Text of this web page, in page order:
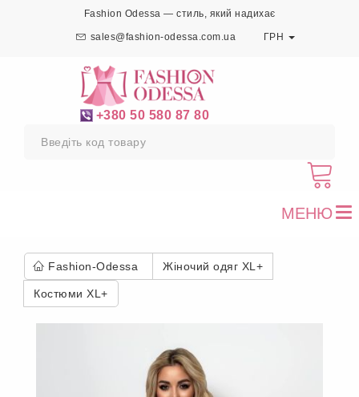
Fashion Odessa — стиль, який надихає
sales@fashion-odessa.com.ua ГРН
+380 50 580 87 80
МЕНЮ
Fashion-Odessa Жіночий одяг XL+
Костюми XL+